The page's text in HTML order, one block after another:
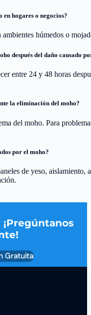
en hogares o negocios?
húmedos o
después del daño causado
entre 24 y 48 horas
la eliminación del moho?
del moho. Para
por el moho?
de yeso,
Gratuita